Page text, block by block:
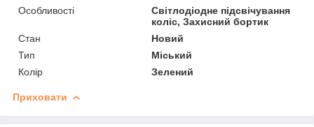
Особливості
Світлодіодне підсвічування
коліс, Захисний бортик
Стан
Новий
Тип
Міський
Колір
Зелений
Приховати